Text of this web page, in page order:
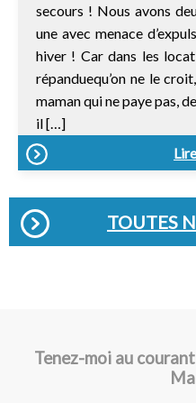
secours ! Nous avons
une avec menace
hiver ! Car dans les
répanduequ’on ne le
maman qui ne paye pas,
il […]
TOUTES
Tenez-moi au